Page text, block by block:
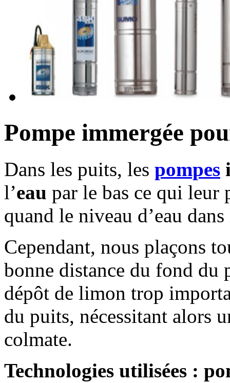
Pompe immergée
Dans les puits, les pompes
l’eau par le bas ce qui leur
quand le niveau d’eau
Cependant, nous plaçons
bonne distance du fond du
dépôt de limon trop
du puits, nécessitant alors
colmate.
Technologies utilisées :